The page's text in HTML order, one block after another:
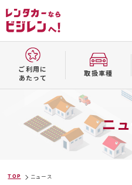
ご利用に
あたって
取扱⾞種
ニ
TOP ニュース